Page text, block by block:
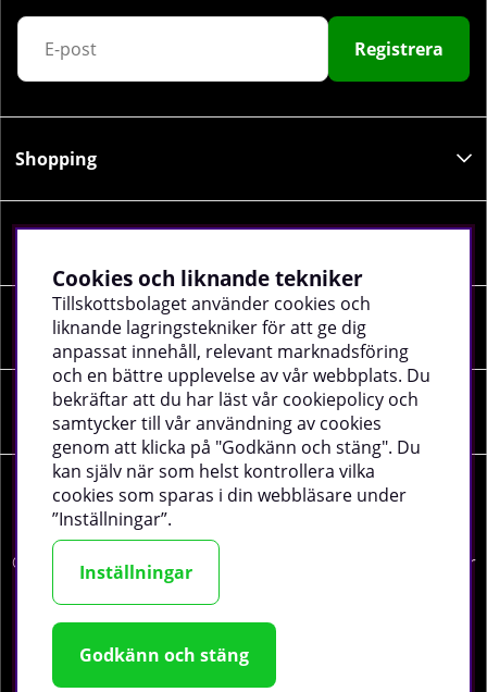
Registrera
Shopping
Sociala medier
Företagsuppgifter
© 2026 tillskottsbolaget.se. Vi använder cookies -
läs mer
Cookies och liknande tekniker
Tillskottsbolaget använder cookies och
liknande lagringstekniker för att ge dig
anpassat innehåll, relevant marknadsföring
och en bättre upplevelse av vår webbplats. Du
bekräftar att du har läst vår cookiepolicy och
samtycker till vår användning av cookies
genom att klicka på "Godkänn och stäng". Du
kan själv när som helst kontrollera vilka
cookies som sparas i din webbläsare under
”Inställningar”.
Inställningar
Godkänn och stäng